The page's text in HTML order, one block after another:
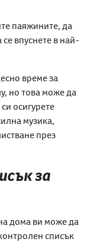
паяжините, да
впуснете в най-
време за
но това може да
осигурете
музика,
през
за
дома ви може да
списък